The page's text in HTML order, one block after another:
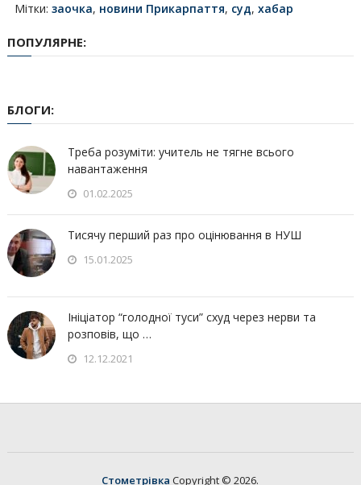
Мітки: заочка, новини Прикарпаття, суд, хабар
ПОПУЛЯРНЕ:
БЛОГИ:
Треба розуміти: учитель не тягне всього
навантаження
01.02.2025
Тисячу перший раз про оцінювання в НУШ
15.01.2025
Ініціатор “голодної туси” схуд через нерви та
розповів, що …
12.12.2021
Стометрівка Copyright © 2026.